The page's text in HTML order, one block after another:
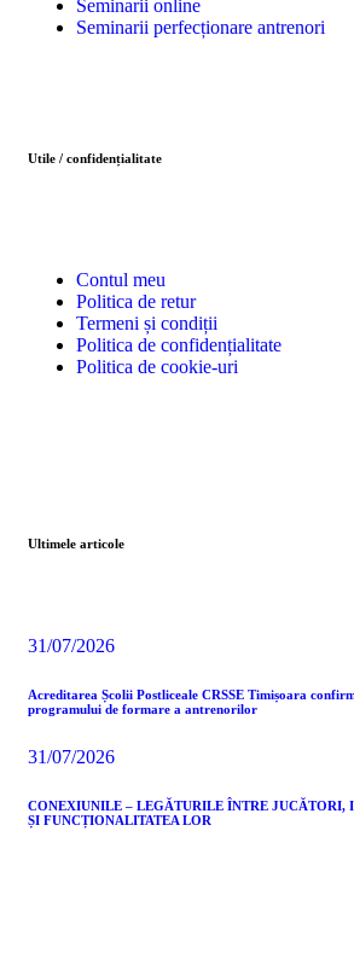
Seminarii online
Seminarii perfecționare antrenori
Utile / confidențialitate
Contul meu
Politica de retur
Termeni și condiții
Politica de confidențialitate
Politica de cookie-uri
Ultimele articole
31/07/2026
Acreditarea Școlii Postliceale CRSSE Timișoara
programului de formare a antrenorilor
31/07/2026
CONEXIUNILE – LEGĂTURILE ÎNTRE JUCĂTORI,
ȘI FUNCȚIONALITATEA LOR